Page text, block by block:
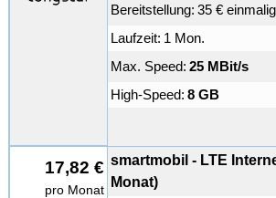
Bereitstellung: 35 € einmalig
Laufzeit: 1 Mon.
Max. Speed: 25 MBit/s
High-Speed: 8 GB
17,82 €
pro Monat
smartmobil - LTE
Monat)